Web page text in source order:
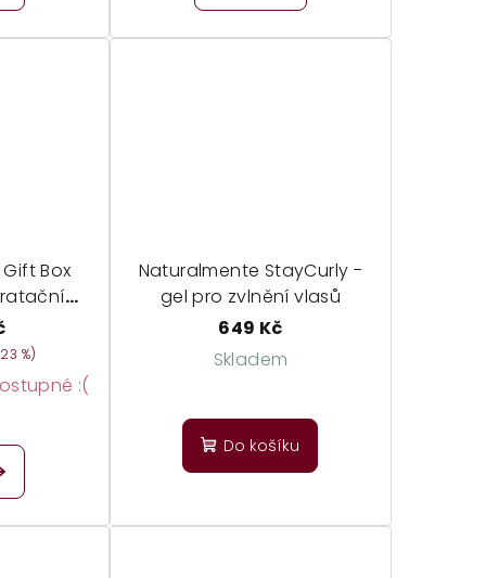
Box
curly girl
%)
:(
Naturalmente StayCurly -
gel pro zvlnění vlasů
649 Kč
Skladem
Do košíku